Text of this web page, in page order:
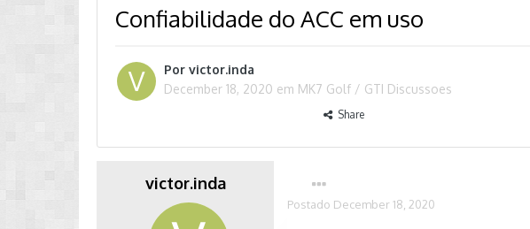
Confiabilidade do ACC em uso
Porvictor.inda
December 18, 2020 em MK7 Golf / GTI Discussoes
Share
victor.inda
Postado December 18, 2020